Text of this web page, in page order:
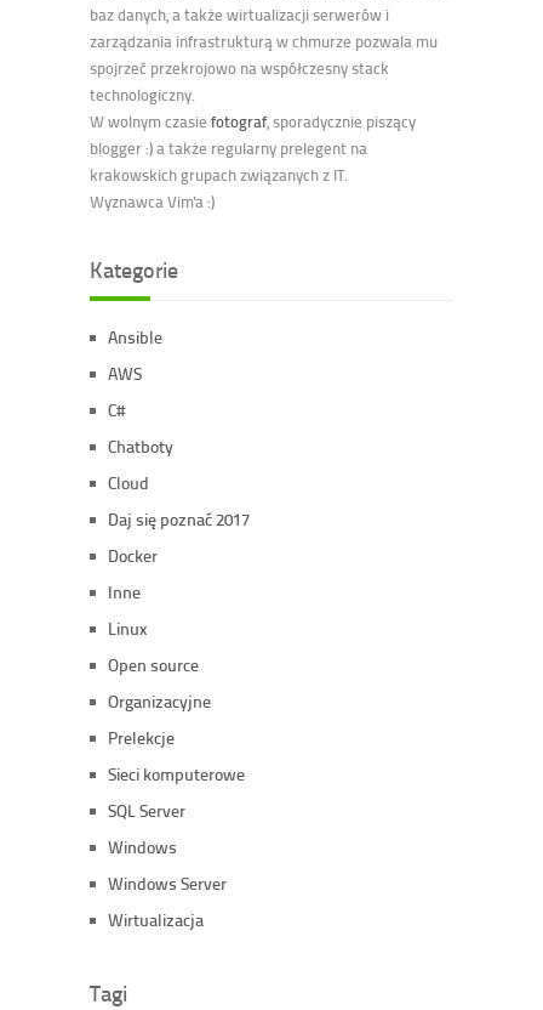
baz danych, a także wirtualizacji serwerów i
zarządzania infrastrukturą w chmurze pozwala mu
spojrzeć przekrojowo na współczesny stack
technologiczny.
W wolnym czasie fotograf, sporadycznie piszący
blogger :) a także regularny prelegent na
krakowskich grupach związanych z IT.
Wyznawca Vim'a :)
Kategorie
Ansible
AWS
C#
Chatboty
Cloud
Daj się poznać 2017
Docker
Inne
Linux
Open source
Organizacyjne
Prelekcje
Sieci komputerowe
SQL Server
Windows
Windows Server
Wirtualizacja
Tagi